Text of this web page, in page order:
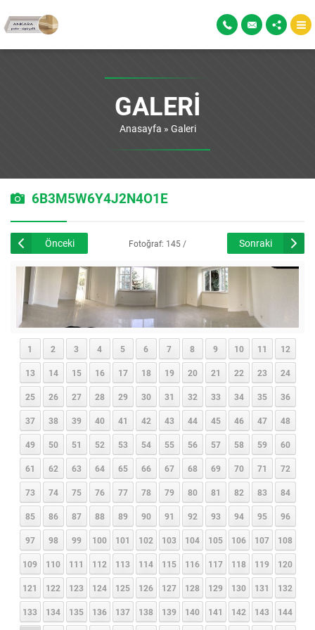
GALERI
Anasayfa » Galeri
6B3M5W6Y4J2N4O1E
Önceki
Fotoğraf: 145 /
226
Sonraki
1 2 3 4 5 6 7 8 9 10 11 12
13 14 15 16 17 18 19 20 21 22 23 24
25 26 27 28 29 30 31 32 33 34 35 36
37 38 39 40 41 42 43 44 45 46 47 48
49 50 51 52 53 54 55 56 57 58 59 60
61 62 63 64 65 66 67 68 69 70 71 72
73 74 75 76 77 78 79 80 81 82 83 84
85 86 87 88 89 90 91 92 93 94 95 96
97 98 99 100 101 102 103 104 105 106 107 108
109 110 111 112 113 114 115 116 117 118 119 120
121 122 123 124 125 126 127 128 129 130 131 132
133 134 135 136 137 138 139 140 141 142 143 144